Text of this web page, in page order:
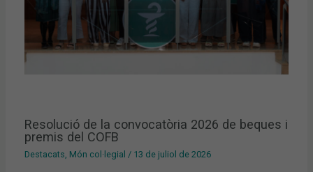
Resolució de la convocatòria 2026 de beques i
premis del COFB
Destacats, Món col·legial / 13 de juliol de 2026